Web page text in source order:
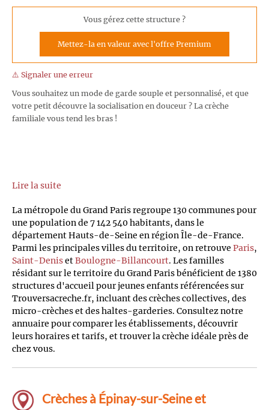
Vous gérez cette structure ?
Mettez-la en valeur avec l'offre Premium
⚠️ Signaler une erreur
Vous souhaitez un mode de garde souple et personnalisé, et que
votre petit découvre la socialisation en douceur ? La crèche
familiale vous tend les bras !
Lire la suite
La métropole du Grand Paris regroupe 130 communes pour
une population de 7 142 540 habitants, dans le
département Hauts-de-Seine en région Île-de-France.
Parmi les principales villes du territoire, on retrouve Paris,
Saint-DenisetBoulogne-Billancourt. Les familles
résidant sur le territoire du Grand Paris bénéficient de 1380
structures d'accueil pour jeunes enfants référencées sur
Trouversacreche.fr, incluant des crèches collectives, des
micro-crèches et des haltes-garderies. Consultez notre
annuaire pour comparer les établissements, découvrir
leurs horaires et tarifs, et trouver la crèche idéale près de
chez vous.
Crèches à Épinay-sur-Seine et